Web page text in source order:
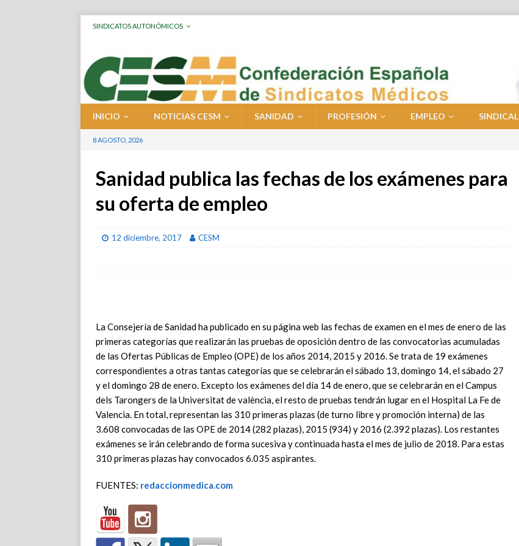
SINDICATOS AUTONÓMICOS
INICIO NOTICIAS CESM SANIDAD PROFESIÓN EMPLEO SINDICAL
8 AGOSTO, 2026
Sanidad publica las fechas de los exámenes para
su oferta de empleo
12 diciembre, 2017 CESM
La Consejería de Sanidad ha publicado en su página web las fechas de examen en el mes de enero de las
primeras categorías que realizarán las pruebas de oposición dentro de las convocatorias acumuladas
de las Ofertas Públicas de Empleo (OPE) de los años 2014, 2015 y 2016. Se trata de 19 exámenes
correspondientes a otras tantas categorías que se celebrarán el sábado 13, domingo 14, el sábado 27
y el domingo 28 de enero. Excepto los exámenes del día 14 de enero, que se celebrarán en el Campus
dels Tarongers de la Universitat de valència, el resto de pruebas tendrán lugar en el Hospital La Fe de
Valencia. En total, representan las 310 primeras plazas (de turno libre y promoción interna) de las
3.608 convocadas de las OPE de 2014 (282 plazas), 2015 (934) y 2016 (2.392 plazas). Los restantes
exámenes se irán celebrando de forma sucesiva y continuada hasta el mes de julio de 2018. Para estas
310 primeras plazas hay convocados 6.035 aspirantes.
FUENTES: redaccionmedica.com